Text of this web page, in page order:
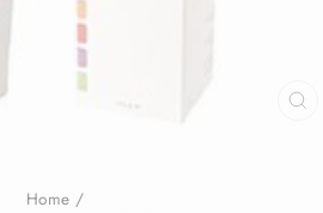
Home /